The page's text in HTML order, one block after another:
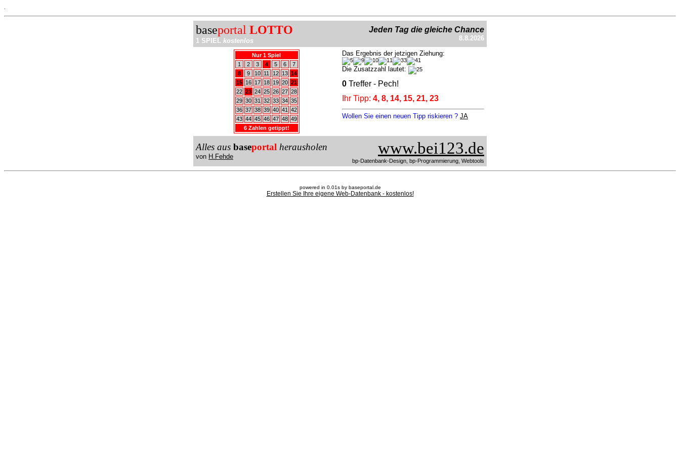
baseportal LOTTO
1 SPIEL kostenlos
Jeden Tag die gleiche Chance
8.8.2026
Nur 1 Spiel
1
2 3 4 5 6
7
8
9 10 11 12 13 14
15
16 17 18 19 20 21
22 23 24 25 26 27 28
29 30 31 32 33 34 35
36 37 38 39 40 41
42
43 44 45 46 47 48 49
6 Zahlen getippt!
Das Ergebnis der jetzigen Ziehung:
Die Zusatzzahl lautet:
0 Treffer - Pech!
Ihr Tipp: 4, 8, 14, 15, 21, 23
Wollen Sie einen neuen Tipp riskieren ? JA
Alles aus baseportal herausholen
von H.Fehde www.bei123.de
bp-Datenbank-Design, bp-Programmierung, Webtools
powered in 0.01s by baseportal.de
Erstellen Sie Ihre eigene Web-Datenbank - kostenlos!